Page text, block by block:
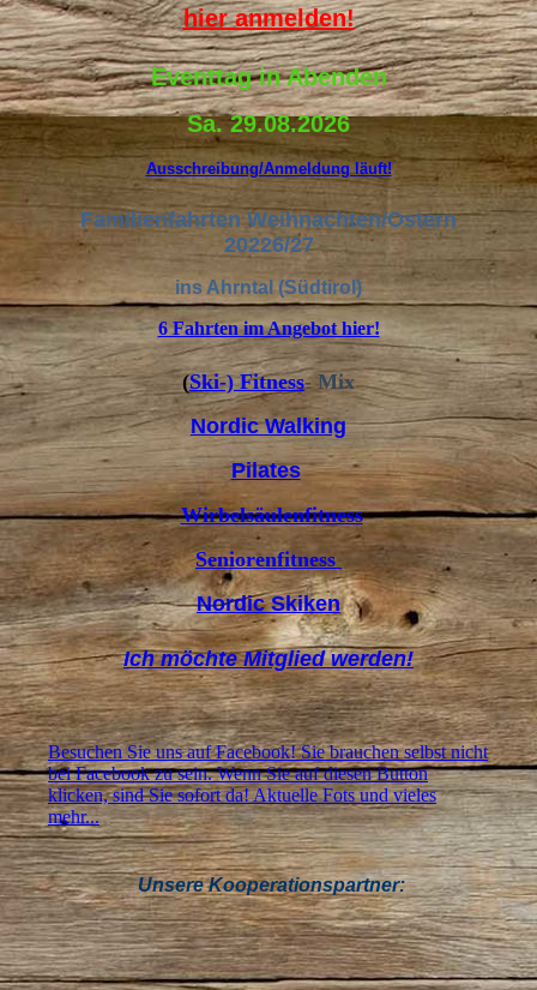
hier anmelden!
Eventtag in Abenden
Sa. 29.08.2026
Ausschreibung/Anmeldung läuft!
Familienfahrten Weihnachten/Ostern
20226/27
ins Ahrntal (Südtirol)
6 Fahrten im Angebot hier!
(Ski-) Fitness- Mix
Nordic Walking
Pilates
Wirbelsäulenfitness
Seniorenfitness
Nordic Skiken
Ich möchte Mitglied werden!
Besuchen Sie uns auf Facebook! Sie brauchen selbst nicht
bei Facebook zu sein. Wenn Sie auf diesen Button
klicken, sind Sie sofort da! Aktuelle Fots und vieles
mehr...
Unsere Kooperationspartner: